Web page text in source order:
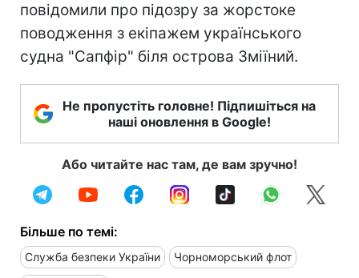
повідомили про підозру за жорстоке
поводження з екіпажем українського
судна "Сапфір" біля острова Зміїний.
Не пропустіть головне! Підпишіться на
наші оновлення в Google!
Або читайте нас там, де вам зручно!
Більше по темі:
Служба безпеки України Чорноморський флот